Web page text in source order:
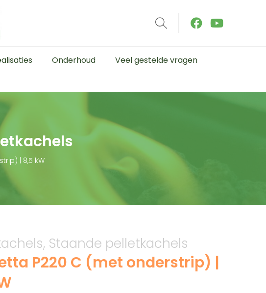
Onderhoud
Veel gestelde vragen
| 8,5 kW
Staande pelletkachels
P220 C (met onderstrip) |